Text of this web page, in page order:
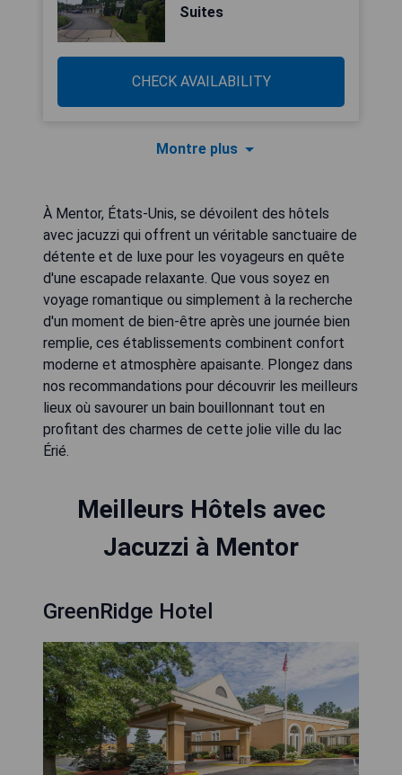
Suites
CHECK AVAILABILITY
Montre plus
À Mentor, États-Unis, se dévoilent des hôtels
avec jacuzzi qui offrent un véritable sanctuaire de
détente et de luxe pour les voyageurs en quête
d'une escapade relaxante. Que vous soyez en
voyage romantique ou simplement à la recherche
d'un moment de bien-être après une journée bien
remplie, ces établissements combinent confort
moderne et atmosphère apaisante. Plongez dans
nos recommandations pour découvrir les meilleurs
lieux où savourer un bain bouillonnant tout en
profitant des charmes de cette jolie ville du lac
Érié.
Meilleurs Hôtels avec
Jacuzzi à Mentor
GreenRidge Hotel